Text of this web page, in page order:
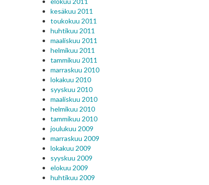
kesäkuu 2011
toukokuu 2011
huhtikuu 2011
maaliskuu 2011
helmikuu 2011
tammikuu 2011
marraskuu 2010
lokakuu 2010
syyskuu 2010
maaliskuu 2010
helmikuu 2010
tammikuu 2010
joulukuu 2009
marraskuu 2009
lokakuu 2009
syyskuu 2009
elokuu 2009
huhtikuu 2009